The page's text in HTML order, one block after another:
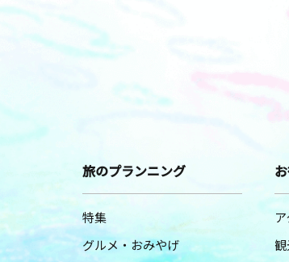
旅のプランニング
特集
グルメ・おみやげ